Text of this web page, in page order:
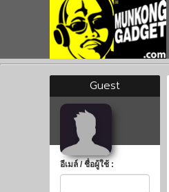
Guest
อีเมล์ / ชื่อผู้ใช้ :